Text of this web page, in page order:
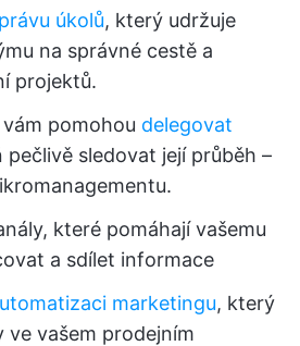
úkolů, který udržuje
na správné cestě a
projektů.
pomohou delegovat
pečlivě sledovat její průběh –
které pomáhají vašemu
a sdílet informace
marketingu, který
ve vašem prodejním